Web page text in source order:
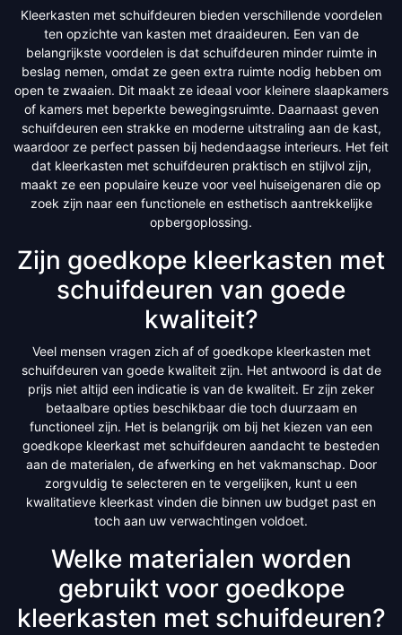
Kleerkasten met schuifdeuren bieden verschillende voordelen
ten opzichte van kasten met draaideuren. Een van de
belangrijkste voordelen is dat schuifdeuren minder ruimte in
beslag nemen, omdat ze geen extra ruimte nodig hebben om
open te zwaaien. Dit maakt ze ideaal voor kleinere slaapkamers
of kamers met beperkte bewegingsruimte. Daarnaast geven
schuifdeuren een strakke en moderne uitstraling aan de kast,
waardoor ze perfect passen bij hedendaagse interieurs. Het feit
dat kleerkasten met schuifdeuren praktisch en stijlvol zijn,
maakt ze een populaire keuze voor veel huiseigenaren die op
zoek zijn naar een functionele en esthetisch aantrekkelijke
opbergoplossing.
Zijn goedkope kleerkasten met
schuifdeuren van goede
kwaliteit?
Veel mensen vragen zich af of goedkope kleerkasten met
schuifdeuren van goede kwaliteit zijn. Het antwoord is dat de
prijs niet altijd een indicatie is van de kwaliteit. Er zijn zeker
betaalbare opties beschikbaar die toch duurzaam en
functioneel zijn. Het is belangrijk om bij het kiezen van een
goedkope kleerkast met schuifdeuren aandacht te besteden
aan de materialen, de afwerking en het vakmanschap. Door
zorgvuldig te selecteren en te vergelijken, kunt u een
kwalitatieve kleerkast vinden die binnen uw budget past en
toch aan uw verwachtingen voldoet.
Welke materialen worden
gebruikt voor goedkope
kleerkasten met schuifdeuren?